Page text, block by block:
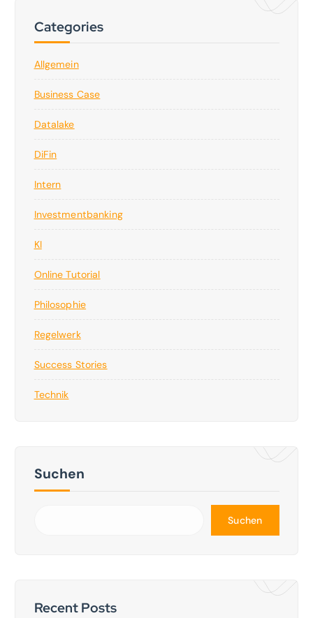
Categories
Allgemein
Business Case
Datalake
DiFin
Intern
Investmentbanking
KI
Online Tutorial
Philosophie
Regelwerk
Success Stories
Technik
Suchen
Suchen
Recent Posts